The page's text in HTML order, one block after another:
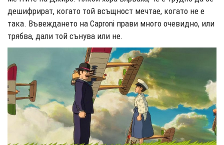
дешифрират, когато той всъщност мечтае, когато не е
така. Въвеждането на Caproni прави много очевидно, или
трябва, дали той сънува или не.